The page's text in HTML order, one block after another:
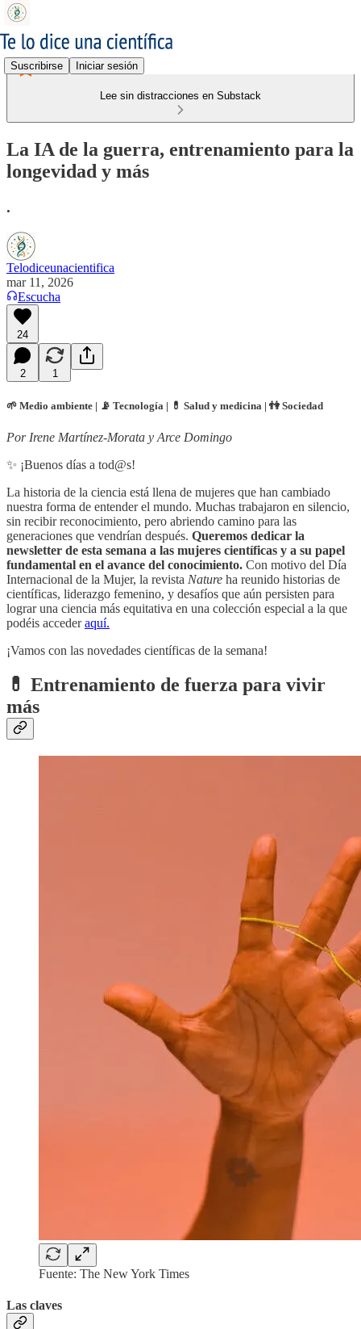
Suscribirse Iniciar sesión
Lee sin distracciones en Substack
La IA de la guerra, entrenamiento para la
longevidad y más
.
Telodiceunacientifica
mar 11, 2026
Escucha
24
2 1
🌱 Medio ambiente | 📡 Tecnología | 💊 Salud y medicina | 👫 Sociedad
Por Irene Martínez-Morata y Arce Domingo
✨ ¡Buenos días a tod@s!
La historia de la ciencia está llena de mujeres que han cambiado
nuestra forma de entender el mundo. Muchas trabajaron en silencio,
sin recibir reconocimiento, pero abriendo camino para las
generaciones que vendrían después. Queremos dedicar la
newsletter de esta semana a las mujeres científicas y a su papel
fundamental en el avance del conocimiento. Con motivo del Día
Internacional de la Mujer, la revista Nature ha reunido historias de
científicas, liderazgo femenino, y desafíos que aún persisten para
lograr una ciencia más equitativa en una colección especial a la que
podéis accederaquí.
¡Vamos con las novedades científicas de la semana!
💊 Entrenamiento de fuerza para vivir
más
Fuente: The New York Times
Las claves